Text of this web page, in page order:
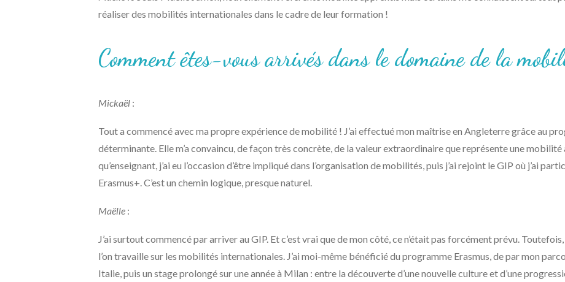
réaliser des mobilités internationales dans le cadre de leur formation !
Comment êtes-vous arrivés dans le domaine de la
Mickaël :
Tout a commencé avec ma propre expérience de mobilité ! J’ai effectué mon maîtrise en Angleterre grâce au
déterminante. Elle m’a convaincu, de façon très concrète, de la valeur extraordinaire que représente une
qu’enseignant, j’ai eu l’occasion d’être impliqué dans l’organisation de mobilités, puis j’ai rejoint le GIP où j’ai
Erasmus+. C’est un chemin logique, presque naturel.
Maëlle :
J’ai surtout commencé par arriver au GIP. Et c’est vrai que de mon côté, ce n’était pas forcément prévu.
l’on travaille sur les mobilités internationales. J’ai moi-même bénéficié du programme Erasmus, de par mon
Italie, puis un stage prolongé sur une année à Milan : entre la découverte d’une nouvelle culture et d’une